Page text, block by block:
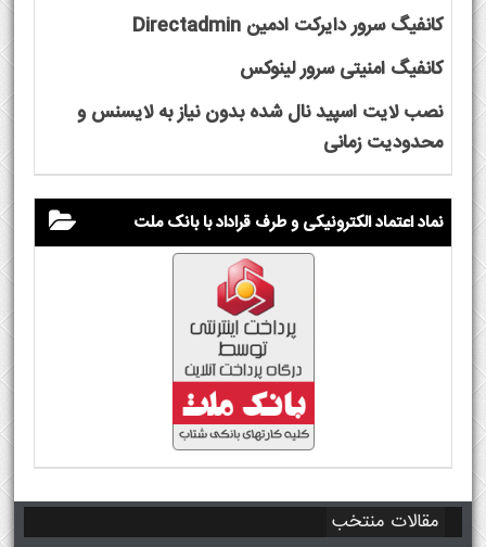
کانفیگ سرور دایرکت ادمین Directadmin
کانفیگ امنیتی سرور لینوکس
نصب لایت اسپید نال شده بدون نیاز به لایسنس و
محدودیت زمانی
نماد اعتماد الکترونیکی و طرف قراداد با بانک ملت
مقالات منتخب